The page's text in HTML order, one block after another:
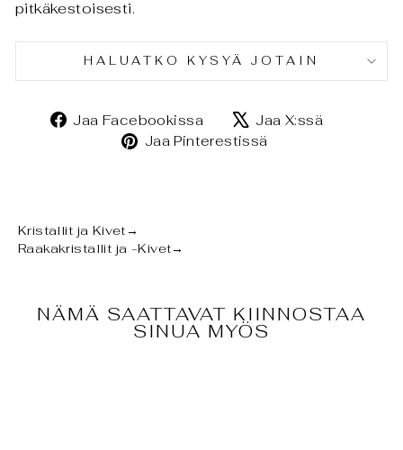
pitkäkestoisesti.
HALUATKO KYSYÄ JOTAIN
Jaa Facebookissa
Jaa
Facebookissa
Jaa X:ssä
Jaa Pinterestissä
Kristallit ja Kivet→
Raakakristallit ja -Kivet→
NÄMÄ SAATTAVAT KIINNOSTAA
SINUA MYÖS